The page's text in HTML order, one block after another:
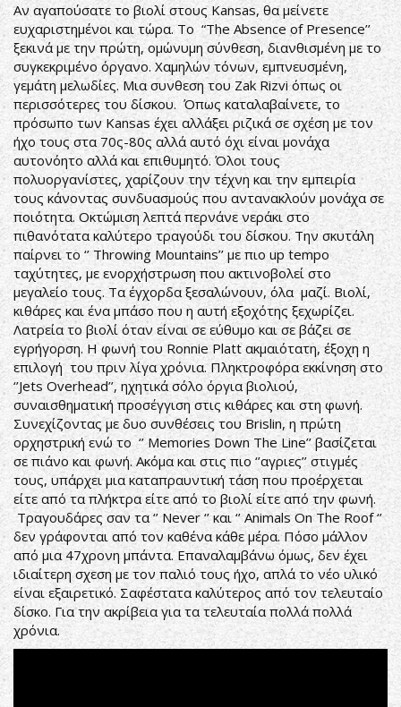
Αν αγαπούσατε το βιολί στους Kansas, θα μείνετε
ευχαριστημένοι και τώρα. Το “The Absence of Presence’’
ξεκινά με την πρώτη, ομώνυμη σύνθεση, διανθισμένη με το
συγκεκριμένο όργανο. Χαμηλών τόνων, εμπνευσμένη,
γεμάτη μελωδίες. Μια συνθεση του Zak Rizvi όπως οι
περισσότερες του δίσκου. Όπως καταλαβαίνετε, το
πρόσωπο των Kansas έχει αλλάξει ριζικά σε σχέση με τον
ήχο τους στα 70ς-80ς αλλά αυτό όχι είναι μονάχα
αυτονόητο αλλά και επιθυμητό. Όλοι τους
πολυοργανίστες, χαρίζουν την τέχνη και την εμπειρία
τους κάνοντας συνδυασμούς που αντανακλούν μονάχα σε
ποιότητα. Οκτώμιση λεπτά περνάνε νεράκι στο
πιθανότατα καλύτερο τραγούδι του δίσκου. Την σκυτάλη
παίρνει το ‘’ Throwing Mountains’’ με πιο up tempo
ταχύτητες, με ενορχήστρωση που ακτινοβολεί στο
μεγαλείο τους. Τα έγχορδα ξεσαλώνουν, όλα μαζί. Βιολί,
κιθάρες και ένα μπάσο που η αυτή εξοχότης ξεχωρίζει.
Λατρεία το βιολί όταν είναι σε εύθυμο και σε βάζει σε
εγρήγορση. Η φωνή του Ronnie Platt ακμαιότατη, έξοχη η
επιλογή του πριν λίγα χρόνια. Πληκτροφόρα εκκίνηση στο
‘’Jets Overhead’’, ηχητικά σόλο όργια βιολιού,
συναισθηματική προσέγγιση στις κιθάρες και στη φωνή.
Συνεχίζοντας με δυο συνθέσεις του Brislin, η πρώτη
ορχηστρική ενώ το ‘’ Memories Down The Line’’ βασίζεται
σε πιάνο και φωνή. Ακόμα και στις πιο ‘’αγριες’’ στιγμές
τους, υπάρχει μια καταπραυντική τάση που προέρχεται
είτε από τα πλήκτρα είτε από το βιολί είτε από την φωνή.
Τραγουδάρες σαν τα ‘’ Never ‘’ και ‘’ Animals On The Roof ‘’
δεν γράφονται από τον καθένα κάθε μέρα. Πόσο μάλλον
από μια 47χρονη μπάντα. Επαναλαμβάνω όμως, δεν έχει
ιδιαίτερη σχεση με τον παλιό τους ήχο, απλά το νέο υλικό
είναι εξαιρετικό. Σαφέστατα καλύτερος από τον τελευταίο
δίσκο. Για την ακρίβεια για τα τελευταία πολλά πολλά
χρόνια.